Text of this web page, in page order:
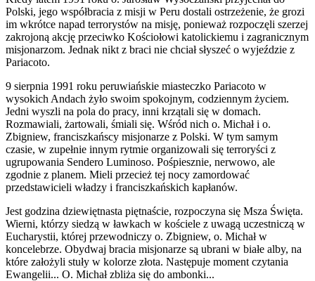
Polski, jego współbracia z misji w Peru dostali ostrzeżenie, że grozi
im wkrótce napad terrorystów na misję, ponieważ rozpoczęli szerzej
zakrojoną akcję przeciwko Kościołowi katolickiemu i zagranicznym
misjonarzom. Jednak nikt z braci nie chciał słyszeć o wyjeździe z
Pariacoto.
9 sierpnia 1991 roku peruwiańskie miasteczko Pariacoto w
wysokich Andach żyło swoim spokojnym, codziennym życiem.
Jedni wyszli na pola do pracy, inni krzątali się w domach.
Rozmawiali, żartowali, śmiali się. Wśród nich o. Michał i o.
Zbigniew, franciszkańscy misjonarze z Polski. W tym samym
czasie, w zupełnie innym rytmie organizowali się terroryści z
ugrupowania Sendero Luminoso. Pośpiesznie, nerwowo, ale
zgodnie z planem. Mieli przecież tej nocy zamordować
przedstawicieli władzy i franciszkańskich kapłanów.
Jest godzina dziewiętnasta piętnaście, rozpoczyna się Msza Święta.
Wierni, którzy siedzą w ławkach w kościele z uwagą uczestniczą w
Eucharystii, której przewodniczy o. Zbigniew, o. Michał w
koncelebrze. Obydwaj bracia misjonarze są ubrani w białe alby, na
które założyli stuły w kolorze złota. Następuje moment czytania
Ewangelii... O. Michał zbliża się do ambonki...